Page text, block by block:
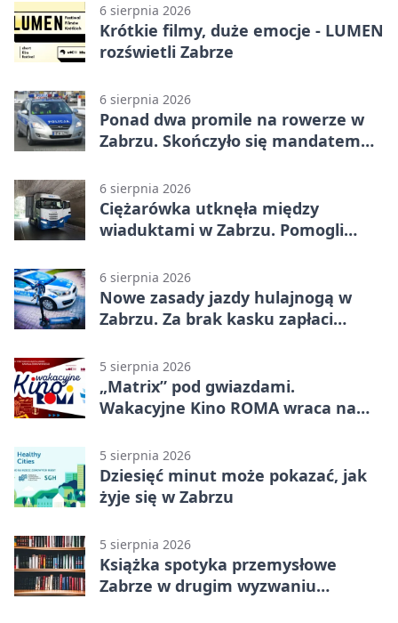
6 sierpnia 2026
Krótkie filmy, duże emocje - LUMEN
rozświetli Zabrze
6 sierpnia 2026
Ponad dwa promile na rowerze w
Zabrzu. Skończyło się mandatem
6 sierpnia 2026
Ciężarówka utknęła między
wiaduktami w Zabrzu. Pomogli
6 sierpnia 2026
Nowe zasady jazdy hulajnogą w
Zabrzu. Za brak kasku zapłaci
5 sierpnia 2026
„Matrix” pod gwiazdami.
Wakacyjne Kino ROMA wraca na
5 sierpnia 2026
Dziesięć minut może pokazać, jak
żyje się w Zabrzu
5 sierpnia 2026
Książka spotyka przemysłowe
Zabrze w drugim wyzwaniu